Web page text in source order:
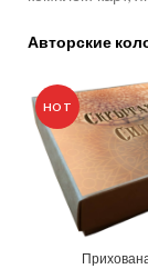
Авторские
HOT